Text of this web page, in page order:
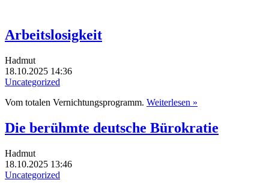
Arbeitslosigkeit
Hadmut
18.10.2025 14:36
Uncategorized
Vom totalen Vernichtungsprogramm. Weiterlesen »
Die berühmte deutsche Bürokratie
Hadmut
18.10.2025 13:46
Uncategorized